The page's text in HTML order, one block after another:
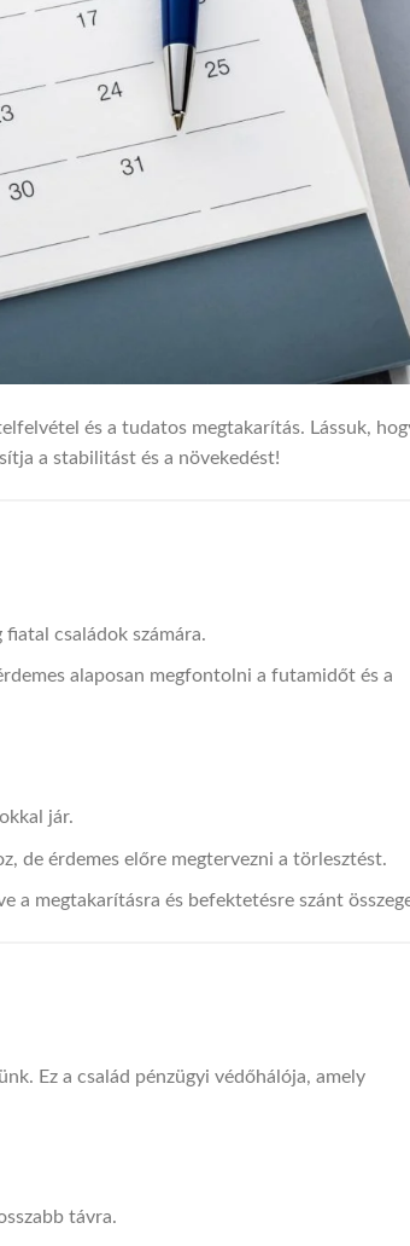
és a tudatos megtakarítás. Lássuk,
a stabilitást és a növekedést!
családok számára.
alaposan megfontolni a futamidőt és a
jár.
de érdemes előre megtervezni a törlesztést.
a megtakarításra és befektetésre szánt
Ez a család pénzügyi védőhálója, amely
távra.